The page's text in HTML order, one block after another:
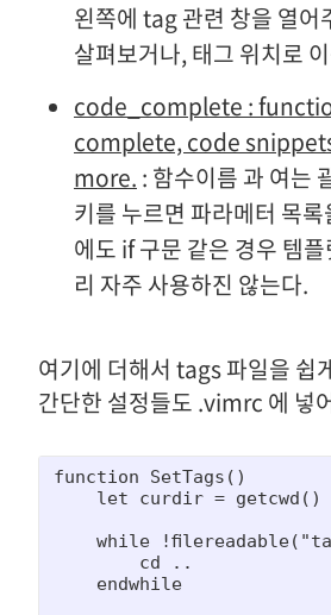
왼쪽에 tag 관련 창을 열어
살펴보거나, 태그 위치로
code_complete :
complete, code
more. : 함수이름 과 여는
키를 누르면 파라메터 목
에도 if 구문 같은 경우 템
리 자주 사용하진 않는다.
여기에 더해서 tags 파일을 쉽
간단한 설정들도 .vimrc 에 넣
function SetTags()
    let curdir = getcwd()
while
        cd ..
    endwhile